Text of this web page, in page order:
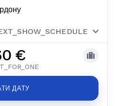
€
ДАТУ